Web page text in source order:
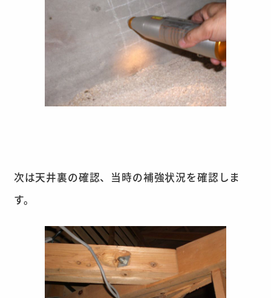
次は天井裏の確認、当時の補強状況を確認しま
す。